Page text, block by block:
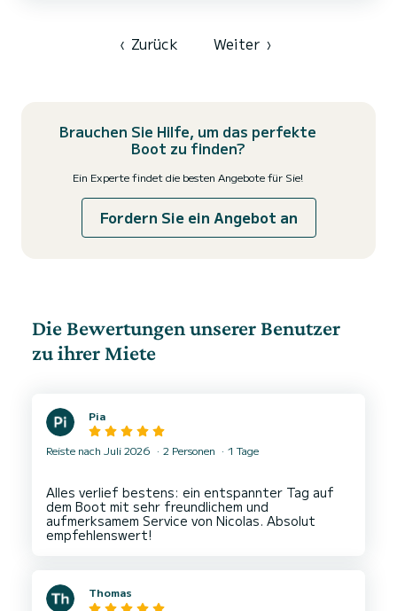
liegt. Wir haben uns für einen Yamaha-Viertaktmoto...
‹ Zurück Weiter ›
Brauchen Sie Hilfe, um das perfekte
Boot zu finden?
Ein Experte findet die besten Angebote für Sie!
Fordern Sie ein Angebot an
Die Bewertungen unserer Benutzer
zu ihrer Miete
Pia
Reiste nach Juli 2026 2 Personen 1 Tage
Alles verlief bestens: ein entspannter Tag auf
dem Boot mit sehr freundlichem und
aufmerksamem Service von Nicolas. Absolut
Thomas